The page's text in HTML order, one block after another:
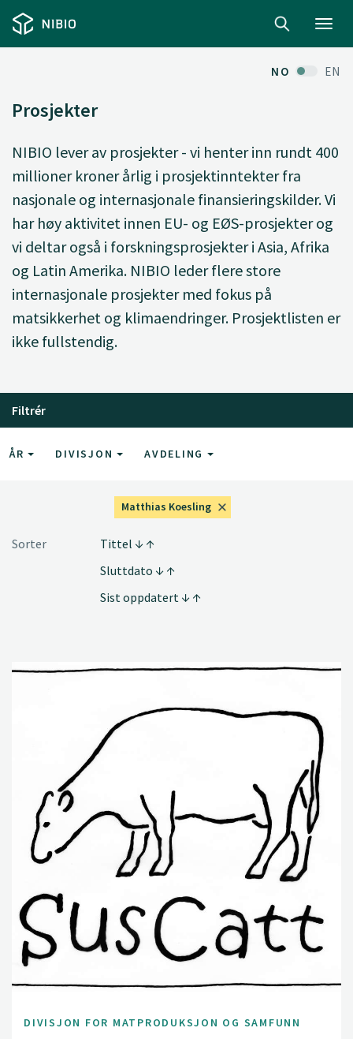
NO EN
Prosjekter
NIBIO lever av prosjekter - vi henter inn rundt 400
millioner kroner årlig i prosjektinntekter fra
nasjonale og internasjonale finansieringskilder. Vi
har høy aktivitet innen EU- og EØS-prosjekter og
vi deltar også i forskningsprosjekter i Asia, Afrika
og Latin Amerika. NIBIO leder flere store
internasjonale prosjekter med fokus på
matsikkerhet og klimaendringer. Prosjektlisten er
ikke fullstendig.
Filtrér
ÅR DIVISJON AVDELING
Matthias Koesling
Sorter
Tittel
Sluttdato
Sist oppdatert
DIVISJON FOR MATPRODUKSJON OG SAMFUNN